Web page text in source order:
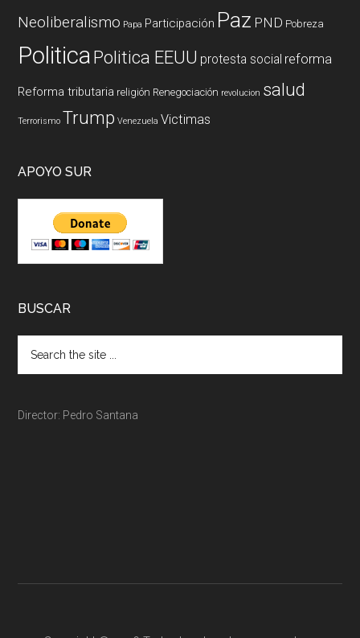
Neoliberalismo Papa Participación Paz PND Pobreza
PoliticaPolitica EEUU protesta social reforma
Reforma tributaria religión Renegociación revolucion salud
Terrorismo Trump Venezuela Victimas
APOYO SUR
BUSCAR
Director: Pedro Santana